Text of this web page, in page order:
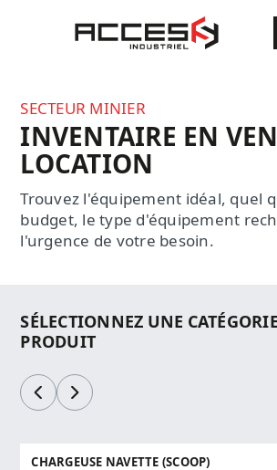
Accès Industriel
SECTEUR MINIER
INVENTAIRE EN
LOCATION
Trouvez l'équipement idéal, quel
budget, le type d'équipement
l'urgence de votre besoin.
SÉLECTIONNEZ UNE
PRODUIT
PrécédentSuivant
CHARGEUSE NAVETTE (SCOOP)